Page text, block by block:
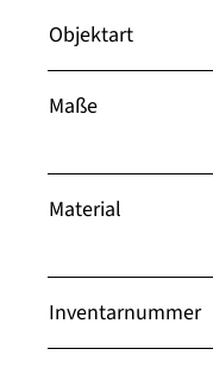
Objektart
Maße
Material
Inventarnummer